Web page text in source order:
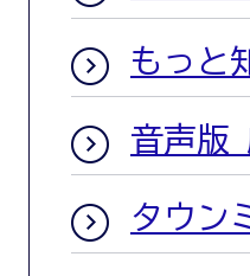
もっと
音声版
タウン